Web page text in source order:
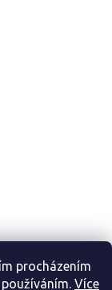
procházením
Více